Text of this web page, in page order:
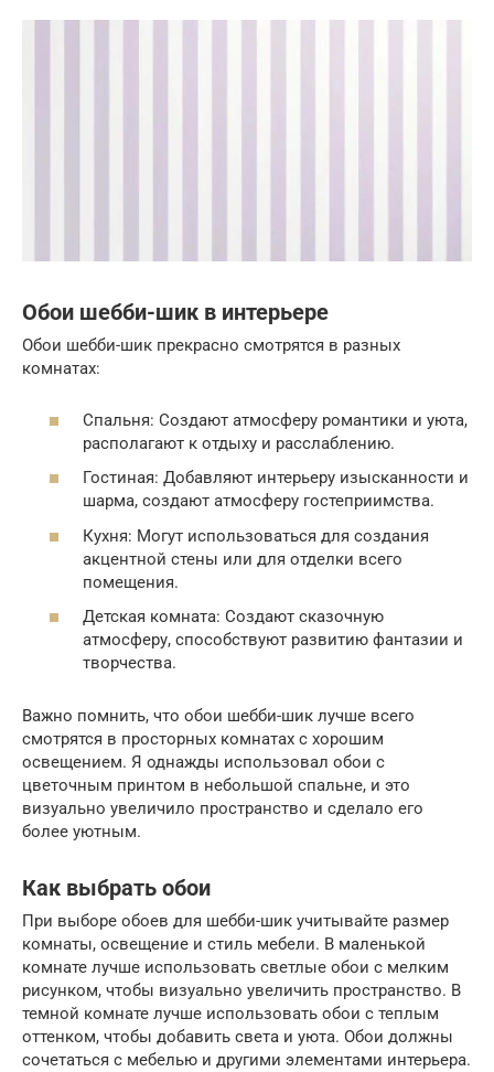
Обои шебби-шик в интерьере
Обои шебби-шик прекрасно смотрятся в разных
комнатах:
Спальня: Создают атмосферу романтики и уюта,
располагают к отдыху и расслаблению.
Гостиная: Добавляют интерьеру изысканности и
шарма, создают атмосферу гостеприимства.
Кухня: Могут использоваться для создания
акцентной стены или для отделки всего
помещения.
Детская комната: Создают сказочную
атмосферу, способствуют развитию фантазии и
творчества.
Важно помнить, что обои шебби-шик лучше всего
смотрятся в просторных комнатах с хорошим
освещением. Я однажды использовал обои с
цветочным принтом в небольшой спальне, и это
визуально увеличило пространство и сделало его
более уютным.
Как выбрать обои
При выборе обоев для шебби-шик учитывайте размер
комнаты, освещение и стиль мебели. В маленькой
комнате лучше использовать светлые обои с мелким
рисунком, чтобы визуально увеличить пространство. В
темной комнате лучше использовать обои с теплым
оттенком, чтобы добавить света и уюта. Обои должны
сочетаться с мебелью и другими элементами интерьера.